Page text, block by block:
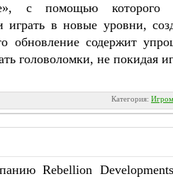
с помощью которого
и играть в новые уровни,
обновление содержит
головоломки, не покидая
Категория:
Rebellion